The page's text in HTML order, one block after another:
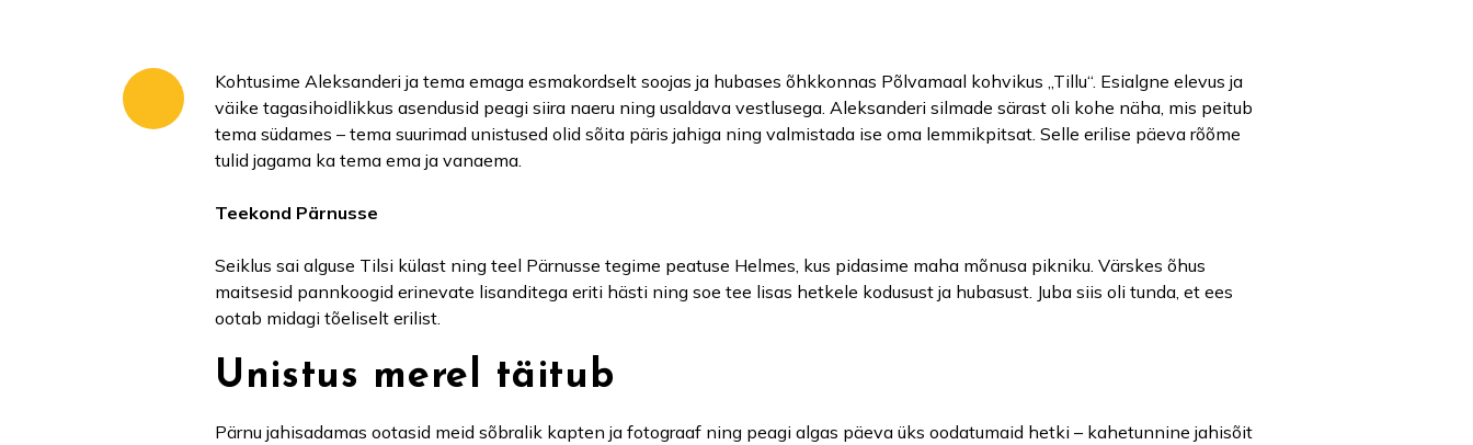
Kohtusime Aleksanderi ja tema emaga esmakordselt soojas ja hubases õhkkonnas Põlvamaal kohvikus „Tillu“. Esialgne elevus ja
väike tagasihoidlikkus asendusid peagi siira naeru ning usaldava vestlusega. Aleksanderi silmade särast oli kohe näha, mis peitub
tema südames – tema suurimad unistused olid sõita päris jahiga ning valmistada ise oma lemmikpitsat. Selle erilise päeva rõõme
tulid jagama ka tema ema ja vanaema.
Teekond Pärnusse
Seiklus sai alguse Tilsi külast ning teel Pärnusse tegime peatuse Helmes, kus pidasime maha mõnusa pikniku. Värskes õhus
maitsesid pannkoogid erinevate lisanditega eriti hästi ning soe tee lisas hetkele kodusust ja hubasust. Juba siis oli tunda, et ees
ootab midagi tõeliselt erilist.
Unistus merel täitub
Pärnu jahisadamas ootasid meid sõbralik kapten ja fotograaf ning peagi algas päeva üks oodatumaid hetki – kahetunnine jahisõit